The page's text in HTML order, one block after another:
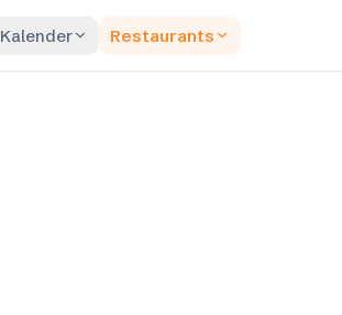
Kalender Restaurants